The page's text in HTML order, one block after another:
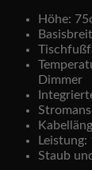
Höhe:
Dimmer
Staub